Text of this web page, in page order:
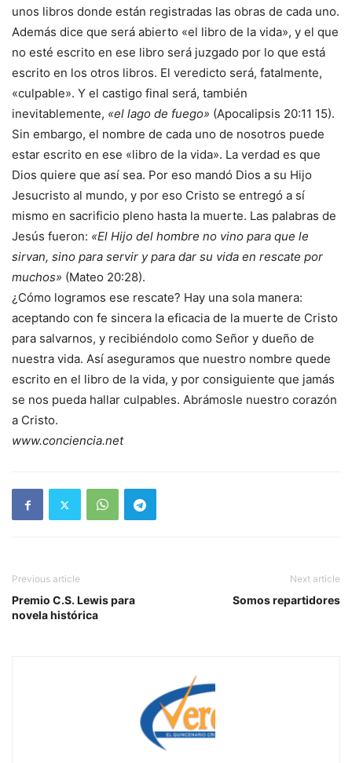
unos libros donde están registradas las obras de cada uno.
Además dice que será abierto «el libro de la vida», y el que
no esté escrito en ese libro será juzgado por lo que está
escrito en los otros libros. El veredicto será, fatalmente,
«culpable». Y el castigo final será, también
inevitablemente, «el lago de fuego» (Apocalipsis 20:11 15).
Sin embargo, el nombre de cada uno de nosotros puede
estar escrito en ese «libro de la vida». La verdad es que
Dios quiere que así sea. Por eso mandó Dios a su Hijo
Jesucristo al mundo, y por eso Cristo se entregó a sí
mismo en sacrificio pleno hasta la muerte. Las palabras de
Jesús fueron: «El Hijo del hombre no vino para que le
sirvan, sino para servir y para dar su vida en rescate por
muchos» (Mateo 20:28).
¿Cómo logramos ese rescate? Hay una sola manera:
aceptando con fe sincera la eficacia de la muerte de Cristo
para salvarnos, y recibiéndolo como Señor y dueño de
nuestra vida. Así aseguramos que nuestro nombre quede
escrito en el libro de la vida, y por consiguiente que jamás
se nos pueda hallar culpables. Abrámosle nuestro corazón
a Cristo.
www.conciencia.net
Previous article
Premio C.S. Lewis para
novela histórica
Next article
Somos repartidores